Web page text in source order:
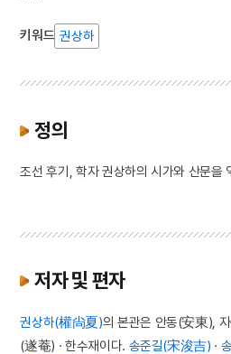
키워드 권상하
정의
조선 후기, 학자 권상하의 시가와 산문을
저자 및 편자
권상하(權尙夏)의 본관은 안동(安東),
(遂菴) · 한수재이다. 송준길(宋浚吉) ·